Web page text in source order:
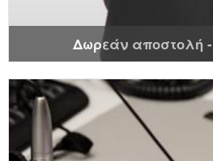
Δωρεάν αποστολή